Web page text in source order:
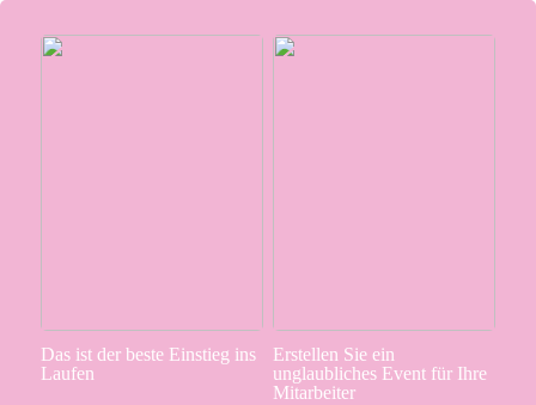
Das ist der beste Einstieg ins
Laufen
Erstellen Sie ein
unglaubliches Event für Ihre
Mitarbeiter